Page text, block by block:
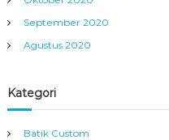
September 2020
Agustus 2020
Kategori
Batik Custom